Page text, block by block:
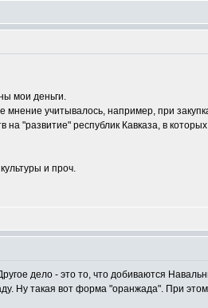
мои деньги.
учитывалось, например, при
"развитие" республик Кавказа, в которых
и проч.
дело - это то, что добиваются
Ну такая вот форма "оранжада". При